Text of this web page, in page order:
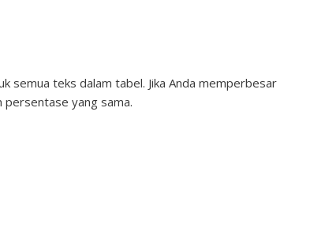
semua teks dalam tabel. Jika Anda memperbesar
persentase yang sama.